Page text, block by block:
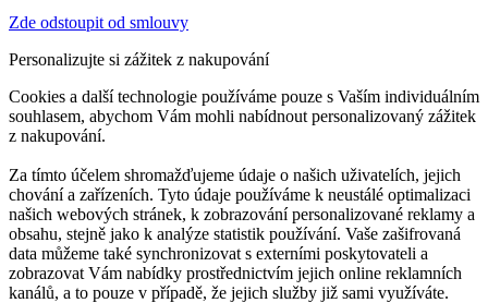
Zde odstoupit od smlouvy
Personalizujte si zážitek z nakupování
Cookies a další technologie používáme pouze s Vaším individuálním
souhlasem, abychom Vám mohli nabídnout personalizovaný zážitek
z nakupování.
Za tímto účelem shromažďujeme údaje o našich uživatelích, jejich
chování a zařízeních. Tyto údaje používáme k neustálé optimalizaci
našich webových stránek, k zobrazování personalizované reklamy a
obsahu, stejně jako k analýze statistik používání. Vaše zašifrovaná
data můžeme také synchronizovat s externími poskytovateli a
zobrazovat Vám nabídky prostřednictvím jejich online reklamních
kanálů, a to pouze v případě, že jejich služby již sami využíváte.